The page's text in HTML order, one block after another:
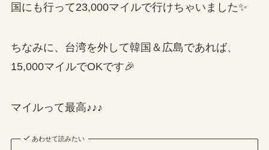
国にも行って23,000マイルで行けちゃいました✨
ちなみに、台湾を外して韓国＆広島であれば、
15,000マイルでOKです🎉
マイルって最高♪♪♪
あわせて読みたい